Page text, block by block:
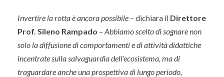
Invertire la rotta è ancora possibile – dichiara il Direttore
Prof. Sileno Rampado – Abbiamo scelto di sognare non
solo la diffusione di comportamenti e di attività didattiche
incentrate sulla salvaguardia dell’ecosistema, ma di
traguardare anche una prospettiva di lungo periodo,